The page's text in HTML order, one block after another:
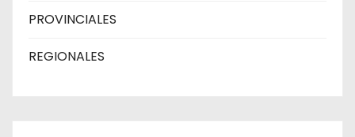
PROVINCIALES
REGIONALES